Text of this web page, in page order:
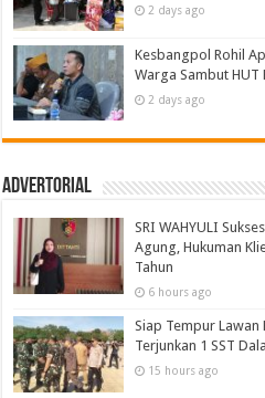
2 days ago
Kesbangpol Rohil
Warga Sambut HUT
2 days ago
Advertorial
SRI WAHYULI
Agung, Hukuman
Tahun
6 hours ago
Siap Tempur Lawan
Terjunkan 1 SST
15 hours ago